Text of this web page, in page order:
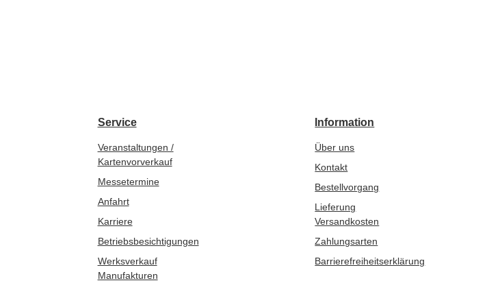
Service
Veranstaltungen /
Kartenvorverkauf
Messetermine
Anfahrt
Karriere
Betriebsbesichtigungen
Werksverkauf
Manufakturen
Information
Über uns
Kontakt
Bestellvorgang
Lieferung
Versandkosten
Zahlungsarten
Barrierefreiheitserklärung